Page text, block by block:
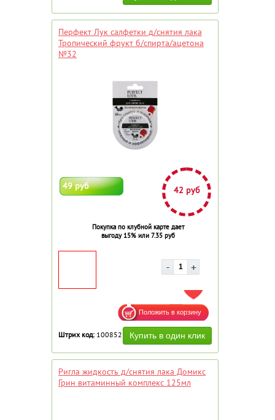
Перфект Лук салфетки д/снятия лака
Тропический фрукт б/спирта/ацетона
№32
49 руб 42 руб
Покупка по клубной карте дает
выгоду 15% или 7.35 руб
ДОБАВИТЬ В ИЗБРАННОЕ
Штрих код: 100852
Ригла жидкость д/снятия лака Домикс
Грин витаминный комплекс 125мл